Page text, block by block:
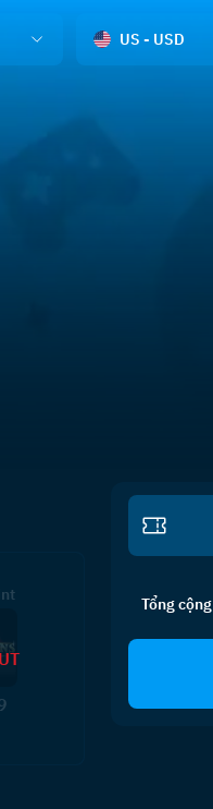
US - USD
Tổng cộng